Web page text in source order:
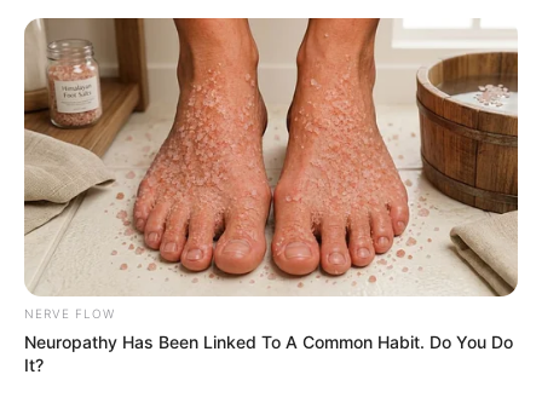
HOME
INSPIRASI
STYLE
FILM &
SERIES
NGAKAK
QUOTES
HYPE
MORE
NERVE FLOW
Neuropathy Has Been Linked To A Common Habit. Do You Do
It?